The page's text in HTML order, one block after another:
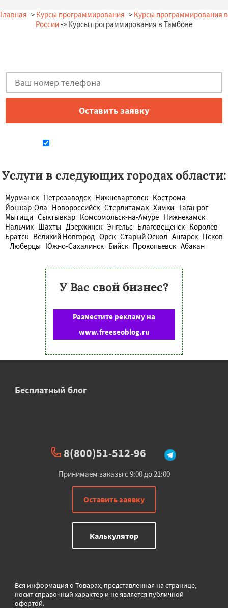
Главная -> Курсы программирования -> Курсы программирования в
России-> Курсы программирования в Тамбове
Услуги в следующих городах области:
Мурманск Петрозаводск Нижневартовск Кострома
Йошкар-Ола Новороссийск Стерлитамак Химки Таганрог
Мытищи Сыктывкар Комсомольск-на-Амуре Нижнекамск
Нальчик Шахты Дзержинск Энгельс Благовещенск Королёв
Братск Великий Новгород Орск Старый Оскол Ангарск Псков
Люберцы Южно-Сахалинск Бийск Прокопьевск Абакан
У Вас свой бизнес?
Разместите рекламу на
www.freeseoblog.ru
Бесплатный блог
8(800)51-512-96
Принимаем заказы с 9:00 до 21:00
Оставить заявку
Калькулятор
Вся информация о Товарах, представленная на странице,
носит справочный характер и не является публичной
офертой.